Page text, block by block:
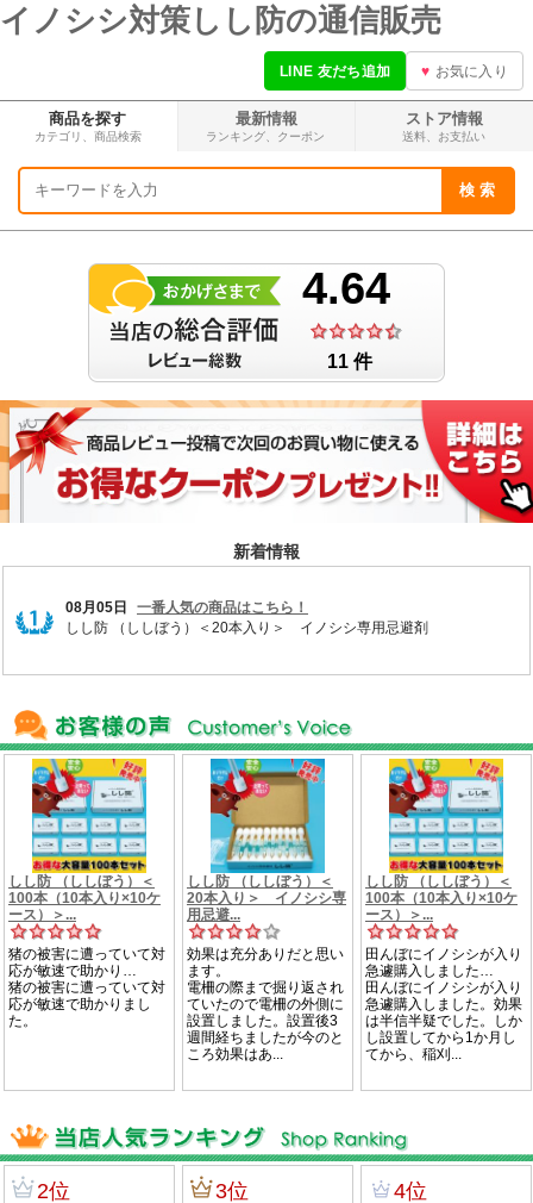
イノシシ対策しし防の通信販売
LINE 友だち追加 ♥ お気に入り
商品を探す
カテゴリ、商品検索
最新情報
ランキング、 クーポン
ストア情報
送料、 お支払い